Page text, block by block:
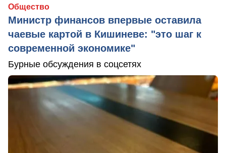
Общество
Министр финансов впервые оставила
чаевые картой в Кишиневе: "это шаг к
современной экономике"
Бурные обсуждения в соцсетях